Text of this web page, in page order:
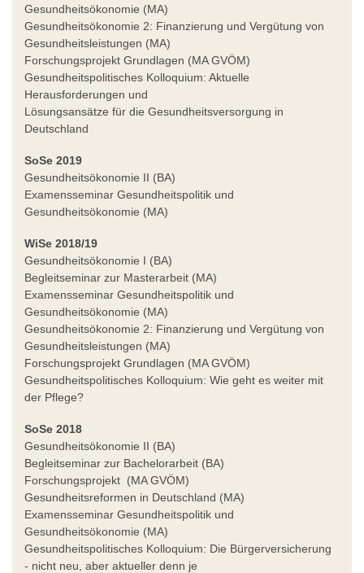
Gesundheitsökonomie (MA)
Gesundheitsökonomie 2: Finanzierung und Vergütung von
Gesundheitsleistungen (MA)
Forschungsprojekt Grundlagen (MA GVÖM)
Gesundheitspolitisches Kolloquium: Aktuelle
Herausforderungen und
Lösungsansätze für die Gesundheitsversorgung in
Deutschland
SoSe 2019
Gesundheitsökonomie II (BA)
Examensseminar Gesundheitspolitik und
Gesundheitsökonomie (MA)
WiSe 2018/19
Gesundheitsökonomie I (BA)
Begleitseminar zur Masterarbeit (MA)
Examensseminar Gesundheitspolitik und
Gesundheitsökonomie (MA)
Gesundheitsökonomie 2: Finanzierung und Vergütung von
Gesundheitsleistungen (MA)
Forschungsprojekt Grundlagen (MA GVÖM)
Gesundheitspolitisches Kolloquium: Wie geht es weiter mit
der Pflege?
SoSe 2018
Gesundheitsökonomie II (BA)
Begleitseminar zur Bachelorarbeit (BA)
Forschungsprojekt (MA GVÖM)
Gesundheitsreformen in Deutschland (MA)
Examensseminar Gesundheitspolitik und
Gesundheitsökonomie (MA)
Gesundheitspolitisches Kolloquium: Die Bürgerversicherung
- nicht neu, aber aktueller denn je